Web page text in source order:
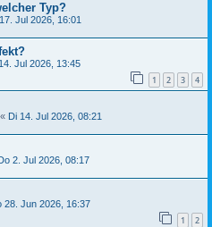
Typ?
Jul 2026, 16:01
Jul 2026, 13:45
1 2 3 4
« Di 14. Jul 2026, 08:21
2. Jul 2026, 08:17
28. Jun 2026, 16:37
1 2